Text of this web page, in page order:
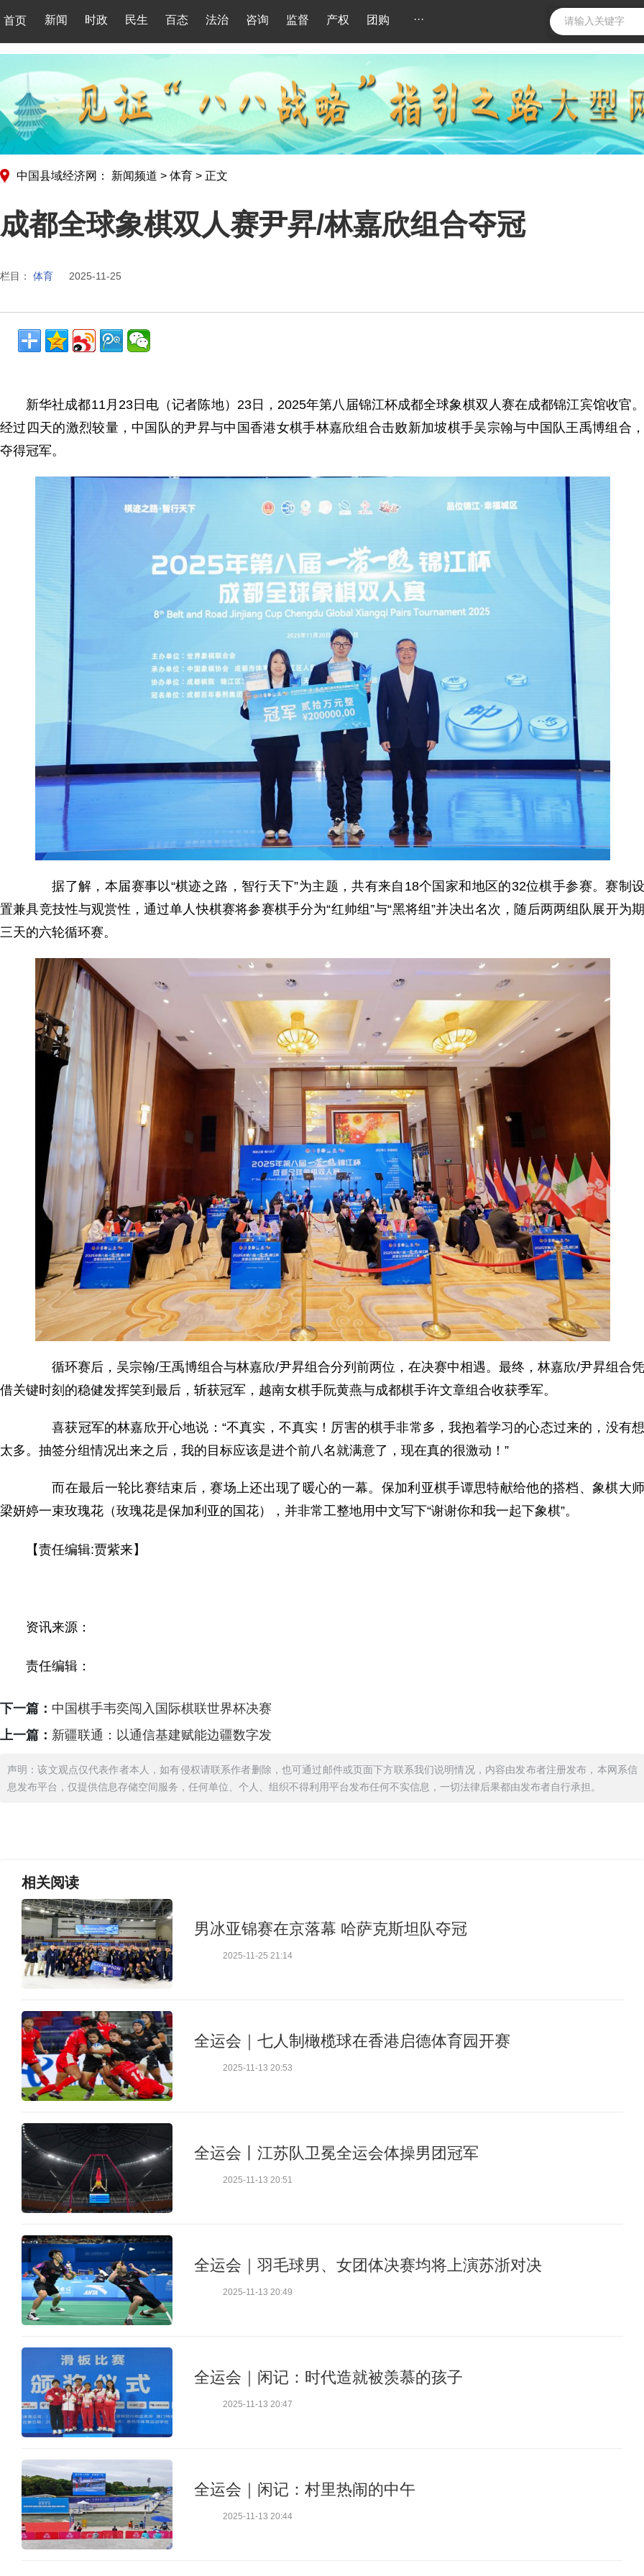
首页 新闻 时政 民生 百态 法治 咨询 监督 产权 团购 ···
中国县域经济网： 新闻频道 > 体育 > 正文
成都全球象棋双人赛尹昇/林嘉欣组合夺冠
栏目： 体育 2025-11-25
新华社成都11月23日电（记者陈地）23日，2025年第八届锦江杯成都全球象棋双人赛在成都锦江宾馆收官。
经过四天的激烈较量，中国队的尹昇与中国香港女棋手林嘉欣组合击败新加坡棋手吴宗翰与中国队王禹博组合，
夺得冠军。
据了解，本届赛事以“棋迹之路，智行天下”为主题，共有来自18个国家和地区的32位棋手参赛。赛制设
置兼具竞技性与观赏性，通过单人快棋赛将参赛棋手分为“红帅组”与“黑将组”并决出名次，随后两两组队展开为期
三天的六轮循环赛。
循环赛后，吴宗翰/王禹博组合与林嘉欣/尹昇组合分列前两位，在决赛中相遇。最终，林嘉欣/尹昇组合凭
借关键时刻的稳健发挥笑到最后，斩获冠军，越南女棋手阮黄燕与成都棋手许文章组合收获季军。
喜获冠军的林嘉欣开心地说：“不真实，不真实！厉害的棋手非常多，我抱着学习的心态过来的，没有想
太多。抽签分组情况出来之后，我的目标应该是进个前八名就满意了，现在真的很激动！”
而在最后一轮比赛结束后，赛场上还出现了暖心的一幕。保加利亚棋手谭思特献给他的搭档、象棋大师
梁妍婷一束玫瑰花（玫瑰花是保加利亚的国花），并非常工整地用中文写下“谢谢你和我一起下象棋”。
【责任编辑:贾紫来】
资讯来源：
责任编辑：
下一篇： 中国棋手韦奕闯入国际棋联世界杯决赛
上一篇： 新疆联通：以通信基建赋能边疆数字发
声明：该文观点仅代表作者本人，如有侵权请联系作者删除，也可通过邮件或页面下方联系我们说明情况，内容由发布者注册发布，本网系信
息发布平台，仅提供信息存储空间服务，任何单位、个人、组织不得利用平台发布任何不实信息，一切法律后果都由发布者自行承担。
相关阅读
男冰亚锦赛在京落幕 哈萨克斯坦队夺冠
2025-11-25 21:14
全运会｜七人制橄榄球在香港启德体育园开赛
2025-11-13 20:53
全运会丨江苏队卫冕全运会体操男团冠军
2025-11-13 20:51
全运会｜羽毛球男、女团体决赛均将上演苏浙对决
2025-11-13 20:49
全运会｜闲记：时代造就被羡慕的孩子
2025-11-13 20:47
全运会｜闲记：村里热闹的中午
2025-11-13 20:44